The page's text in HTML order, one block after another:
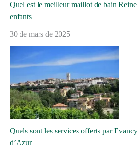
Quel est le meilleur maillot de bain
enfants
30 de mars de 2025
Quels sont les services offerts par
d’Azur